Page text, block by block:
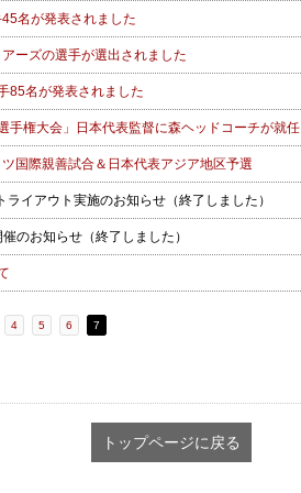
名が発表されました
ーズの選手が選出されました
85名が発表されました
手権大会」日本代表監督に森ヘッドコーチが就任
国際親善試合＆日本代表アジア地区予選
イアウト実施のお知らせ（終了しました）
のお知らせ（終了しました）
4 5 6 7
トップページに戻る